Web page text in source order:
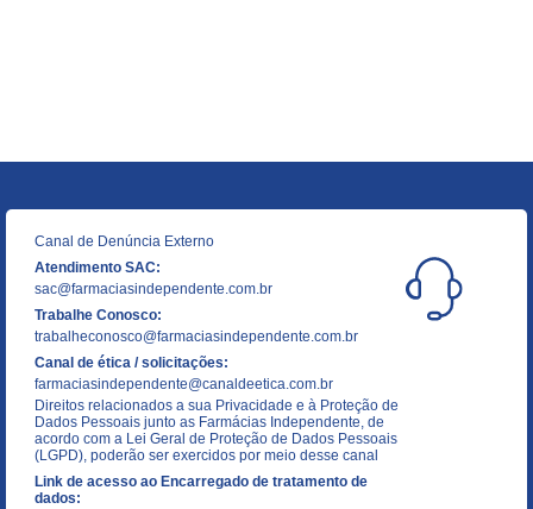
Canal de Denúncia Externo
Atendimento SAC:
sac@farmaciasindependente.com.br
Trabalhe Conosco:
trabalheconosco@farmaciasindependente.com.br
Canal de ética / solicitações:
farmaciasindependente@canaldeetica.com.br
Direitos relacionados a sua Privacidade e à Proteção de
Dados Pessoais junto as Farmácias Independente, de
acordo com a Lei Geral de Proteção de Dados Pessoais
(LGPD), poderão ser exercidos por meio desse canal
Link de acesso ao Encarregado de tratamento de
dados: